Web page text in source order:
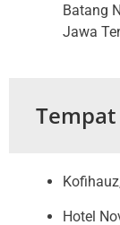
Batang
Jawa
Hotel